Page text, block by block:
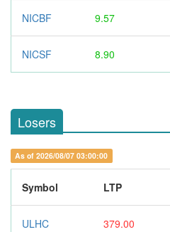
NICBF 9.57
NICSF 8.90
Losers
As of 2026/08/07 03:00:00
Symbol LTP
ULHC 379.00